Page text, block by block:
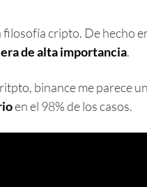
cripto. De hecho
de alta importancia.
binance me parece
en el 98% de los casos.